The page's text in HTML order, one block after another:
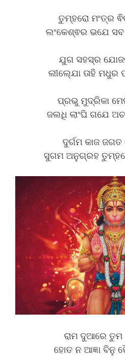
ତୁମ୍ହରୋ ମଂତ୍ର
ଲଂକେଶ୍ଵର ଭଯେ ସବ
ଯୁଗ ସହସ୍ର
ଲୀଲ୍ଯୋ ତାହି ମଧୁର
ପ୍ରଭୁ ମୁଦ୍ରିକା
ଜଲଧି ଲାଂଘି ଗଯେ
ଦୁର୍ଗମ କାଜ ଜଗତ
ସୁଗମ ଅନୁଗ୍ରହ
ରାମ ଦୁଆରେ ତୁମ
ହୋତ ନ ଆଜ୍ଞା ବିନୁ